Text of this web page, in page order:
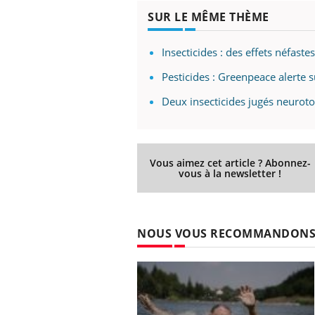
SUR LE MÊME THÈME
Insecticides : des effets
Pesticides : Greenpeace alerte
Deux insecticides jugés
Vous aimez cet article ? Abonnez-
vous à la newsletter !
NOUS VOUS RECOMMANDONS
Il y